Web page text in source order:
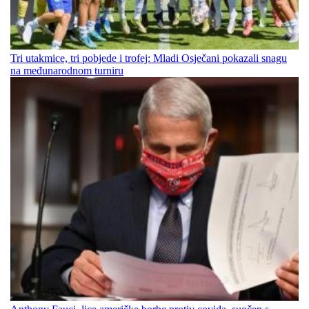
Tri utakmice, tri pobjede i trofej: Mladi Osječani pokazali snagu
na međunarodnom turniru